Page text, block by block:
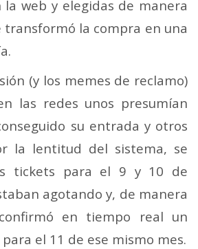
web y elegidas de manera
transformó la compra en una
(y los memes de reclamo)
las redes unos presumían
su entrada y otros
la lentitud del sistema, se
tickets para el 9 y 10 de
agotando y, de manera
en tiempo real un
el 11 de ese mismo mes.